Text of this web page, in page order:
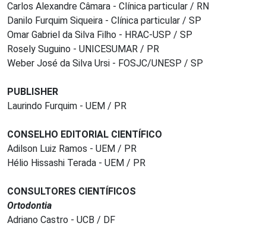
Carlos Alexandre Câmara - Clínica particular / RN
Danilo Furquim Siqueira - Clínica particular / SP
Omar Gabriel da Silva Filho - HRAC-USP / SP
Rosely Suguino - UNICESUMAR / PR
Weber José da Silva Ursi - FOSJC/UNESP / SP
PUBLISHER
Laurindo Furquim - UEM / PR
CONSELHO EDITORIAL CIENTÍFICO
Adilson Luiz Ramos - UEM / PR
Hélio Hissashi Terada - UEM / PR
CONSULTORES CIENTÍFICOS
Ortodontia
Adriano Castro - UCB / DF